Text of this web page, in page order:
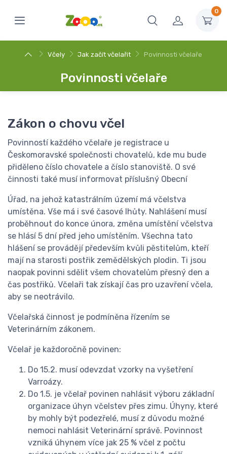
0
Včely Jak začít včelařit Povinnosti včelaře
Povinnosti včelaře
Zákon o chovu včel
Povinností každého včelaře je registrace u
Českomoravské společnosti chovatelů, kde mu bude
přiděleno číslo chovatele a číslo stanoviště. O své
činnosti také musí informovat příslušný Obecní
Úřad, na jehož katastrálním území má včelstva
umístěna. Vše má i své časové lhůty. Nahlášení musí
proběhnout do konce února, změna umístění včelstva
se hlásí 5 dní před jeho umístěním. Všechna tato
hlášení se provádějí především kvůli pěstitelům, kteří
mají na starosti postřik zemědělských plodin. Ti jsou
naopak povinni sdělit všem chovatelům přesný den a
čas postřiků. Včelaři tak získají čas pro uzavření včela,
aby se neotrávilo.
Včelařská činnost je podmíněna řízením se
Veterinárním zákonem.
Včelař je každoročně povinen:
Do 15.2. musí odevzdat vzorky na vyšetření
Varroázy.
Do 1.5. je včelař povinen nahlásit výboru základní
organizace úhyn včelstev přes zimu. Úhyny, které
by mohly být podezřelé, musí z důvodu možné
nemoci nahlásit Veterinární správě. Povinnost
vzniká úhynem více jak 25 % včel z počtu